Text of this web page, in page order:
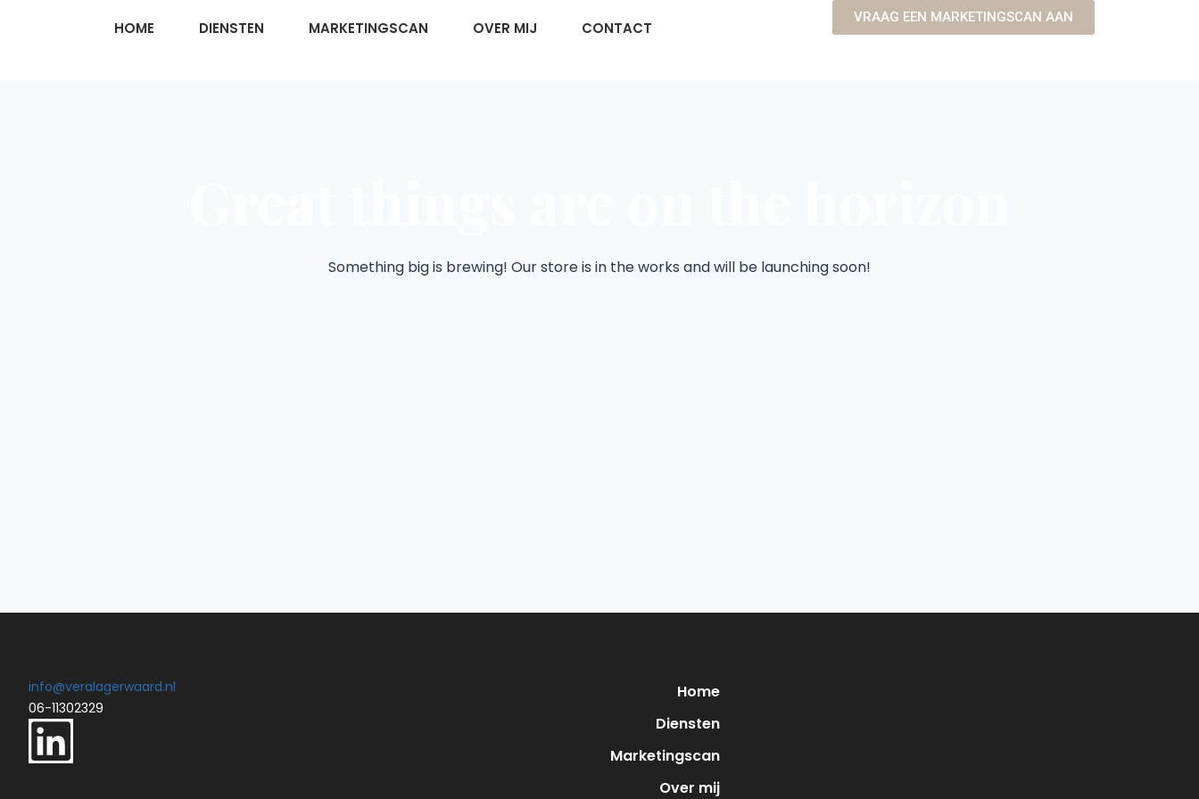
HOME DIENSTEN MARKETINGSCAN OVER MIJ CONTACT
VRAAG EEN MARKETINGSCAN AAN
Something big is brewing! Our store is in the works and will be launching soon!
info@veralagerwaard.nl
06-11302329
Home
Diensten
Marketingscan
Over mij